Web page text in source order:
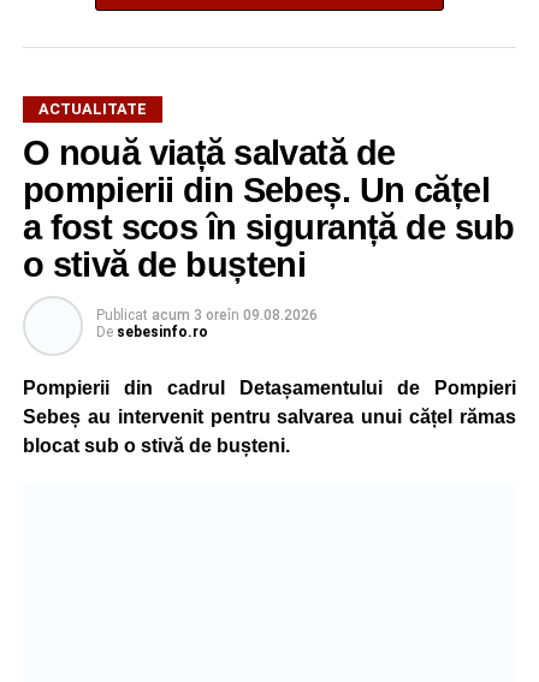
ACTUALITATE
O nouă viață salvată de
pompierii din Sebeș. Un cățel
a fost scos în siguranță de sub
o stivă de bușteni
Publicat acum 3 oreîn 09.08.2026
De sebesinfo.ro
Pompierii din cadrul Detașamentului de Pompieri
Sebeș au intervenit pentru salvarea unui cățel rămas
blocat sub o stivă de bușteni.